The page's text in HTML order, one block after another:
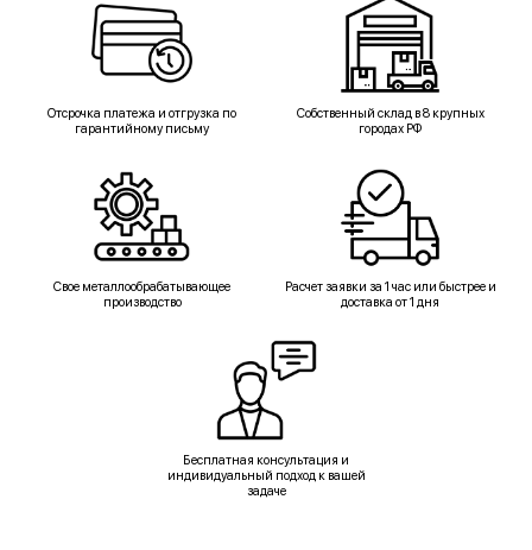
Отсрочка платежа и отгрузка по
гарантийному письму
Собственный склад в 8 крупных
городах РФ
Свое металлообрабатывающее
производство
Расчет заявки за 1 час или быстрее и
доставка от 1 дня
Бесплатная консультация и
индивидуальный подход к вашей
задаче